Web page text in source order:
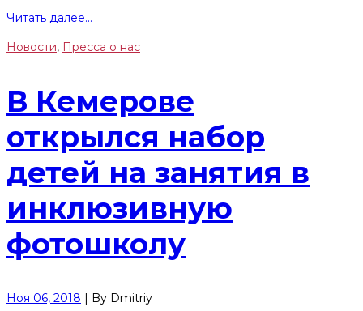
Читать далее...
Новости, Пресса о нас
В Кемерове
открылся набор
детей на занятия в
инклюзивную
фотошколу
Ноя 06, 2018 | By Dmitriy